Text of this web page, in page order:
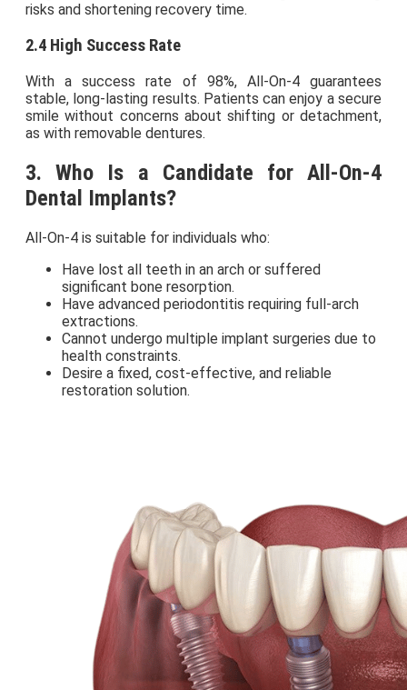
risks and shortening recovery time.
2.4 High Success Rate
With a success rate of 98%, All-On-4 guarantees
stable, long-lasting results. Patients can enjoy a secure
smile without concerns about shifting or detachment,
as with removable dentures.
3. Who Is a Candidate for All-On-4
Dental Implants?
All-On-4 is suitable for individuals who:
Have lost all teeth in an arch or suffered
significant bone resorption.
Have advanced periodontitis requiring full-arch
extractions.
Cannot undergo multiple implant surgeries due to
health constraints.
Desire a fixed, cost-effective, and reliable
restoration solution.